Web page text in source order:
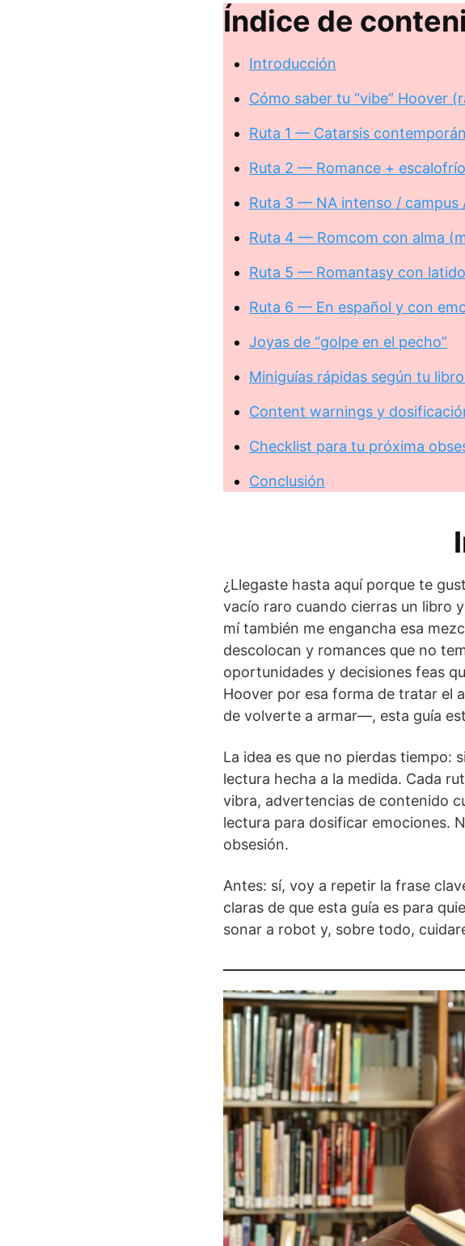
Índice de
Introducción
Cómo saber tu “vibe” Hoover
Ruta 1 — Catarsis
Ruta 2 — Romance +
Ruta 3 — NA intenso / campus
Ruta 4 — Romcom con alma
Ruta 5 — Romantasy con
Ruta 6 — En español y con
Joyas de “golpe en el pecho”
Miniguías rápidas según tu
Content warnings y
Checklist para tu próxima
Conclusión
¿Llegaste hasta aquí porque te
vacío raro cuando cierras un libro
mí también me engancha esa
descolocan y romances que no
oportunidades y decisiones feas
Hoover por esa forma de tratar el
de volverte a armar—, esta guía
La idea es que no pierdas tiempo:
lectura hecha a la medida. Cada
vibra, advertencias de contenido
lectura para dosificar emociones.
obsesión.
Antes: sí, voy a repetir la frase
claras de que esta guía es para
sonar a robot y, sobre todo,